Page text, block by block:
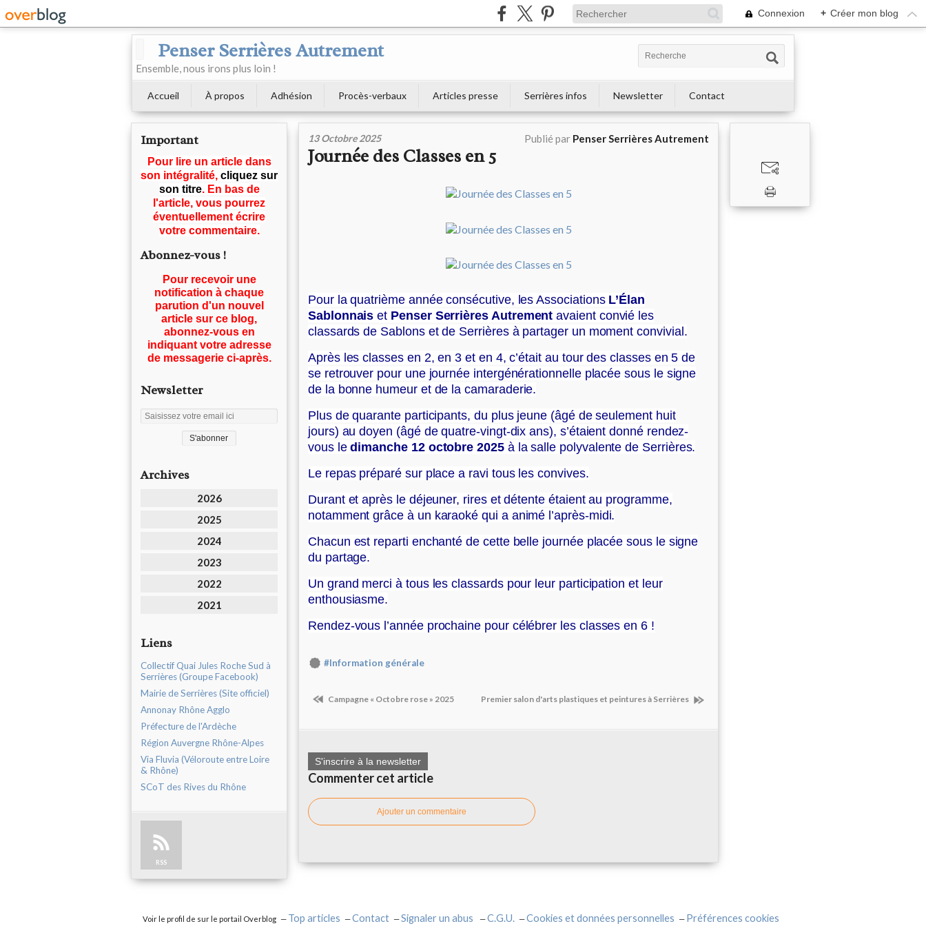
Connexion + Créer mon blog
Penser Serrières Autrement
Ensemble, nous irons plus loin !
Accueil À propos Adhésion Procès-verbaux Articles presse Serrières infos Newsletter Contact
Important
Pour lire un article dans
son intégralité, cliquez sur
son titre. En bas de
l'article, vous pourrez
éventuellement écrire
votre commentaire.
Abonnez-vous !
Pour recevoir une
notification à chaque
parution d'un nouvel
article sur ce blog,
abonnez-vous en
indiquant votre adresse
de messagerie ci-après.
Newsletter
Archives
2026
2025
2024
2023
2022
2021
Liens
Collectif Quai Jules Roche Sud à
Serrières (Groupe Facebook)
Mairie de Serrières (Site officiel)
Annonay Rhône Agglo
Préfecture de l'Ardèche
Région Auvergne Rhône-Alpes
Via Fluvia (Véloroute entre Loire
& Rhône)
SCoT des Rives du Rhône
RSS
13 Octobre 2025 Publié par Penser Serrières Autrement
Journée des Classes en 5
Pour la quatrième année consécutive, les Associations L’Élan
Sablonnais et Penser Serrières Autrement avaient convié les
classards de Sablons et de Serrières à partager un moment convivial.
Après les classes en 2, en 3 et en 4, c’était au tour des classes en 5 de
se retrouver pour une journée intergénérationnelle placée sous le signe
de la bonne humeur et de la camaraderie.
Plus de quarante participants, du plus jeune (âgé de seulement huit
jours) au doyen (âgé de quatre-vingt-dix ans), s’étaient donné rendez-
vous ledimanche 12 octobre 2025à la salle polyvalente de Serrières.
Le repas préparé sur place a ravi tous les convives.
Durant et après le déjeuner, rires et détente étaient au programme,
notamment grâce à un karaoké qui a animé l’après-midi.
Chacun est reparti enchanté de cette belle journée placée sous le signe
du partage.
Un grand merci à tous les classards pour leur participation et leur
enthousiasme.
Rendez-vous l’année prochaine pour célébrer les classes en 6 !
#Information générale
Campagne « Octobre rose » 2025 Premier salon d'arts plastiques et peintures à Serrières
S'inscrire à la newsletter
Commenter cet article
Ajouter un commentaire
Voir le profil de sur le portail Overblog Top articles Contact Signaler un abus C.G.U. Cookies et données personnelles Préférences cookies